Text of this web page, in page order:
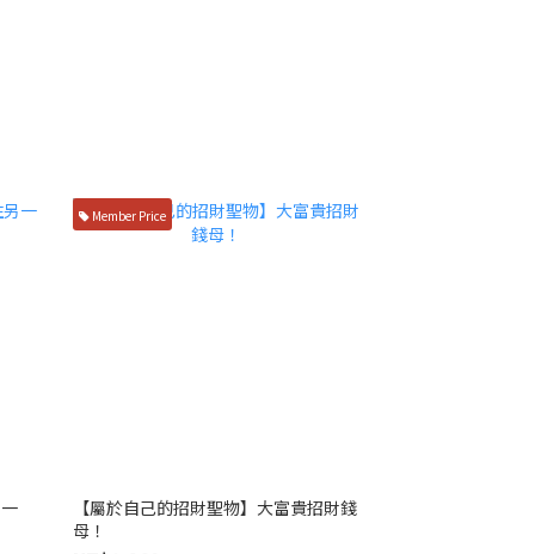
Member Price
【屬於自己的招財聖物】大富貴招財錢
母！